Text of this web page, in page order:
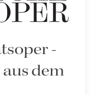
-
dem